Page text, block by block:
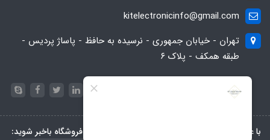
kitelectronicinfo@gmail.com
تهران - خیابان جمهوری - نرسیده به حافظ - پاساژ پردیس -
طبقه همکف - پلاک ۶
با عضویت در خبرنامه، از تخفیف‌ها و جدیدترین‌های فروشگاه باخبر شوید: